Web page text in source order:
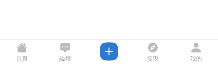
首頁 論壇 發現 我的